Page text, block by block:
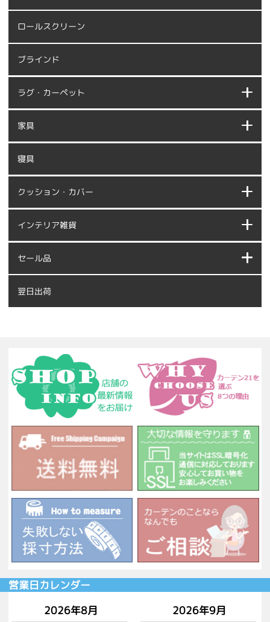
ロールスクリーン
ブラインド
ラグ・カーペット
家具
寝具
クッション・カバー
インテリア雑貨
セール品
翌日出荷
営業日カレンダー
2026年8月
2026年9月